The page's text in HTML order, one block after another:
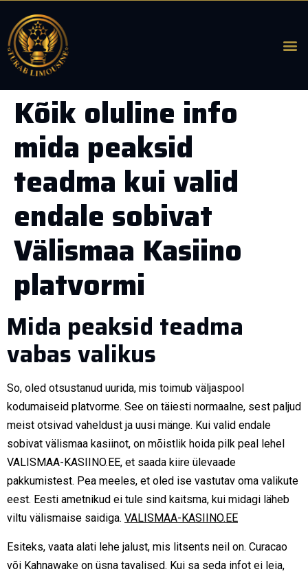
Kõik oluline info
mida peaksid
teadma kui valid
endale sobivat
Välismaa Kasiino
platvormi
Mida peaksid teadma
vabas valikus
So, oled otsustanud uurida, mis toimub väljaspool
kodumaiseid platvorme. See on täiesti normaalne, sest paljud
meist otsivad vaheldust ja uusi mänge. Kui valid endale
sobivat välismaa kasiinot, on mõistlik hoida pilk peal lehel
VALISMAA-KASIINO.EE, et saada kiire ülevaade
pakkumistest. Pea meeles, et oled ise vastutav oma valikute
eest. Eesti ametnikud ei tule sind kaitsma, kui midagi läheb
viltu välismaise saidiga. VALISMAA-KASIINO.EE
Esiteks, vaata alati lehe jalust, mis litsents neil on. Curacao
või Kahnawake on üsna tavalised. Kui sa seda infot ei leia,